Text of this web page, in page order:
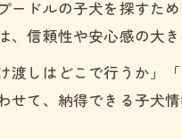
ードルの子犬を探すた
、信頼性や安心感の大
渡しはどこで行うか」
せて、納得できる子犬